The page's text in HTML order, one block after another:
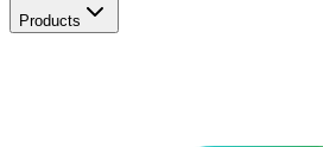
Products